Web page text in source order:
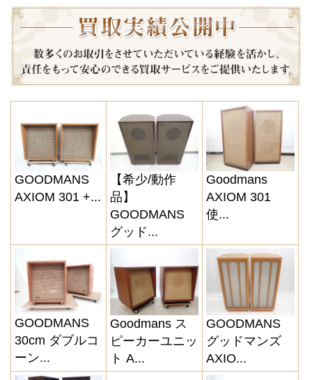
GOODMANS
AXIOM 301 +...
【希少/動作
品】
GOODMANS
グッド...
Goodmans
AXIOM 301
使...
GOODMANS
30cm ダブルコ
ーン...
Goodmans ス
ピーカーユニッ
ト A...
GOODMANS
グッドマンズ
AXIO...